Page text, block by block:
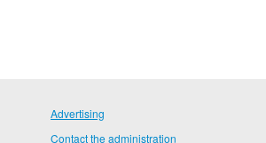
Advertising
Contact the administration